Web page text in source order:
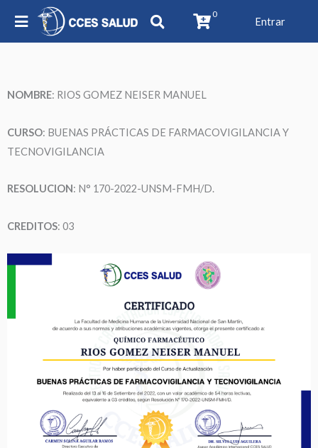
0
Entrar
NOMBRE: RIOS GOMEZ NEISER MANUEL
CURSO: BUENAS PRÁCTICAS DE FARMACOVIGILANCIA Y
TECNOVIGILANCIA
RESOLUCION: N° 170-2022-UNSM-FMH/D.
CREDITOS: 03